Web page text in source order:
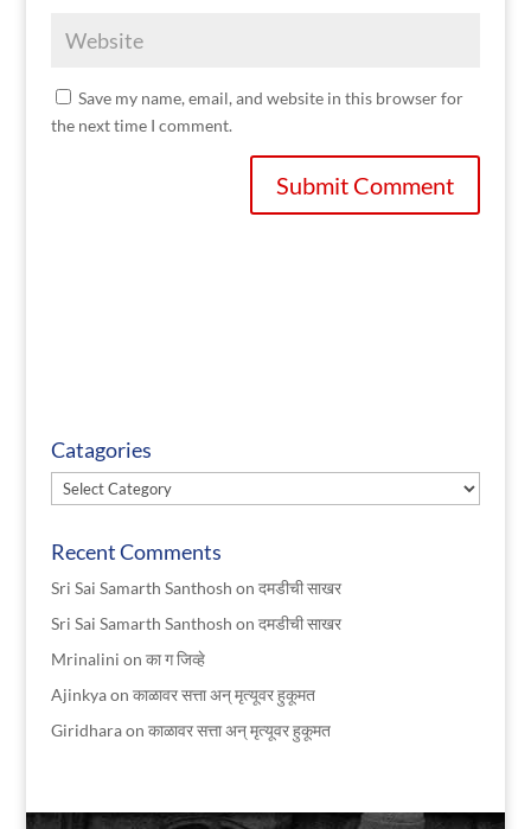
Save my name, email, and website in this browser for
the next time I comment.
Catagories
Catagories
Recent Comments
Sri Sai Samarth Santhosh on दमडीची साखर
Sri Sai Samarth Santhosh on दमडीची साखर
Mrinalini on का ग जिव्हे
Ajinkyaon काळावर सत्ता अन् मृत्यूवर हुकूमत
Giridharaon काळावर सत्ता अन् मृत्यूवर हुकूमत